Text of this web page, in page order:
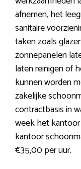
afnemen, het
sanitaire
taken zoals
zonnepanelen
laten reinigen of
kunnen worden
zakelijke
contractbasis in
week het
kantoor
€35,00 per uur.